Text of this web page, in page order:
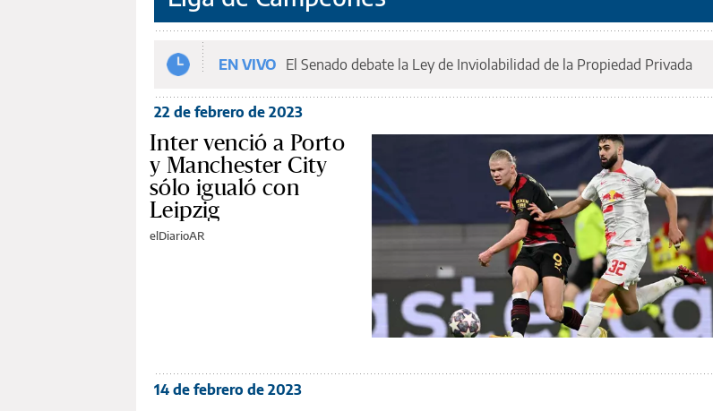
EN VIVO El Senado debate la Ley de Inviolabilidad de la Propiedad Privada
22 de febrero de 2023
Inter venció a Porto
y Manchester City
sólo igualó con
Leipzig
elDiarioAR
14 de febrero de 2023